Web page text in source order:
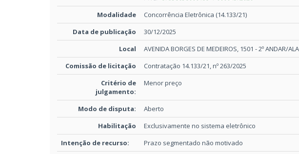
Modalidade
Concorrência Eletrônica (14.133/21)
Data de publicação
30/12/2025
Local
AVENIDA BORGES DE MEDEIROS, 1501 - 2º ANDAR/
Comissão de licitação
Contratação 14.133/21, nº 263/2025
Critério de
julgamento:
Menor preço
Modo de disputa:
Aberto
Habilitação
Exclusivamente no sistema eletrônico
Intenção de recurso:
Prazo segmentado não motivado